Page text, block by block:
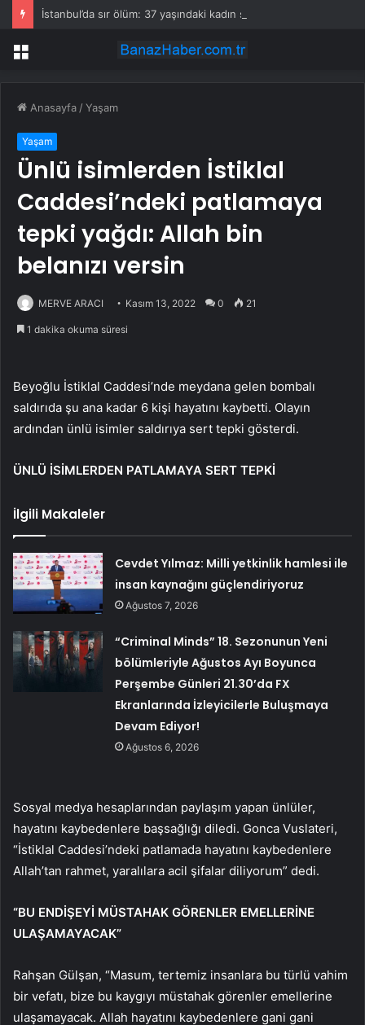
Menü
Anasayfa /Yaşam
Yaşam
Ünlü isimlerden İstiklal
Caddesi’ndeki patlamaya
tepki yağdı: Allah bin
belanızı versin
MERVE ARACI Kasım 13, 2022 0 21
1 dakika okuma süresi
Beyoğlu İstiklal Caddesi’nde meydana gelen bombalı
saldırıda şu ana kadar 6 kişi hayatını kaybetti. Olayın
ardından ünlü isimler saldırıya sert tepki gösterdi.
ÜNLÜ İSİMLERDEN PATLAMAYA SERT TEPKİ
İlgili Makaleler
Cevdet Yılmaz: Milli yetkinlik hamlesi ile
insan kaynağını güçlendiriyoruz
Ağustos 7, 2026
“Criminal Minds” 18. Sezonunun Yeni
bölümleriyle Ağustos Ayı Boyunca
Perşembe Günleri 21.30’da FX
Ekranlarında İzleyicilerle Buluşmaya
Devam Ediyor!
Ağustos 6, 2026
Sosyal medya hesaplarından paylaşım yapan ünlüler,
hayatını kaybedenlere başsağlığı diledi. Gonca Vuslateri,
“İstiklal Caddesi’ndeki patlamada hayatını kaybedenlere
Allah’tan rahmet, yaralılara acil şifalar diliyorum” dedi.
“BU ENDİŞEYİ MÜSTAHAK GÖRENLER EMELLERİNE
ULAŞAMAYACAK”
Rahşan Gülşan, “Masum, tertemiz insanlara bu türlü vahim
bir vefatı, bize bu kaygıyı müstahak görenler emellerine
ulaşamayacak. Allah hayatını kaybedenlere gani gani